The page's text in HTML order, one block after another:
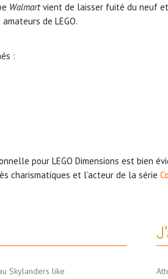
Walmartvient de laisser fuité du neuf
de LEGO.
:
pour LEGO Dimensions est bien
charismatiques et l’acteur de la série
Skylanders like